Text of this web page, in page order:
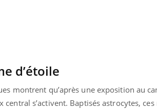
d’étoile
montrent qu’après une exposition au
central s’activent. Baptisés astrocytes,